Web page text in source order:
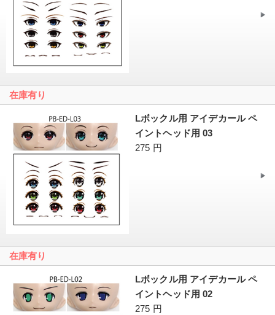
在庫有り
Lボックル用 アイデカール ペ
イントヘッド用 03
275 円
在庫有り
Lボックル用 アイデカール ペ
イントヘッド用 02
275 円